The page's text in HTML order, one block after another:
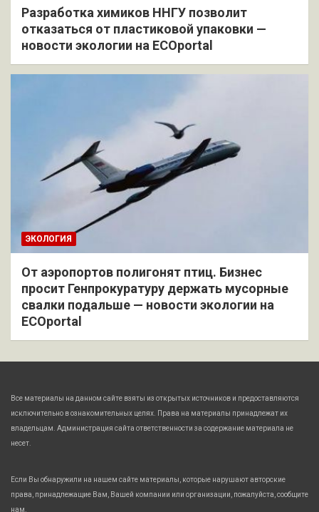
Разработка химиков ННГУ позволит
отказаться от пластиковой упаковки —
новости экологии на ECOportal
ЭКОЛОГИЯ
От аэропортов полигонят птиц. Бизнес
просит Генпрокуратуру держать мусорные
свалки подальше — новости экологии на
ECOportal
Все материалы на данном сайте взяты из открытых источников и предоставляются
исключительно в ознакомительных целях. Права на материалы принадлежат их
владельцам. Администрация сайта ответственности за содержание материала не
несет.
Если Вы обнаружили на нашем сайте материалы, которые нарушают авторские
права, принадлежащие Вам, Вашей компании или организации, пожалуйста, сообщите
нам.